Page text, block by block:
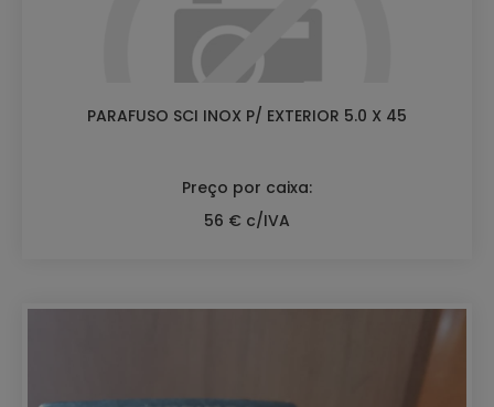
PARAFUSO SCI INOX P/ EXTERIOR 5.0 X 45
Preço por caixa:
56 € c/IVA